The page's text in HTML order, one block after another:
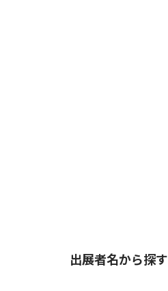
出展者名から探す